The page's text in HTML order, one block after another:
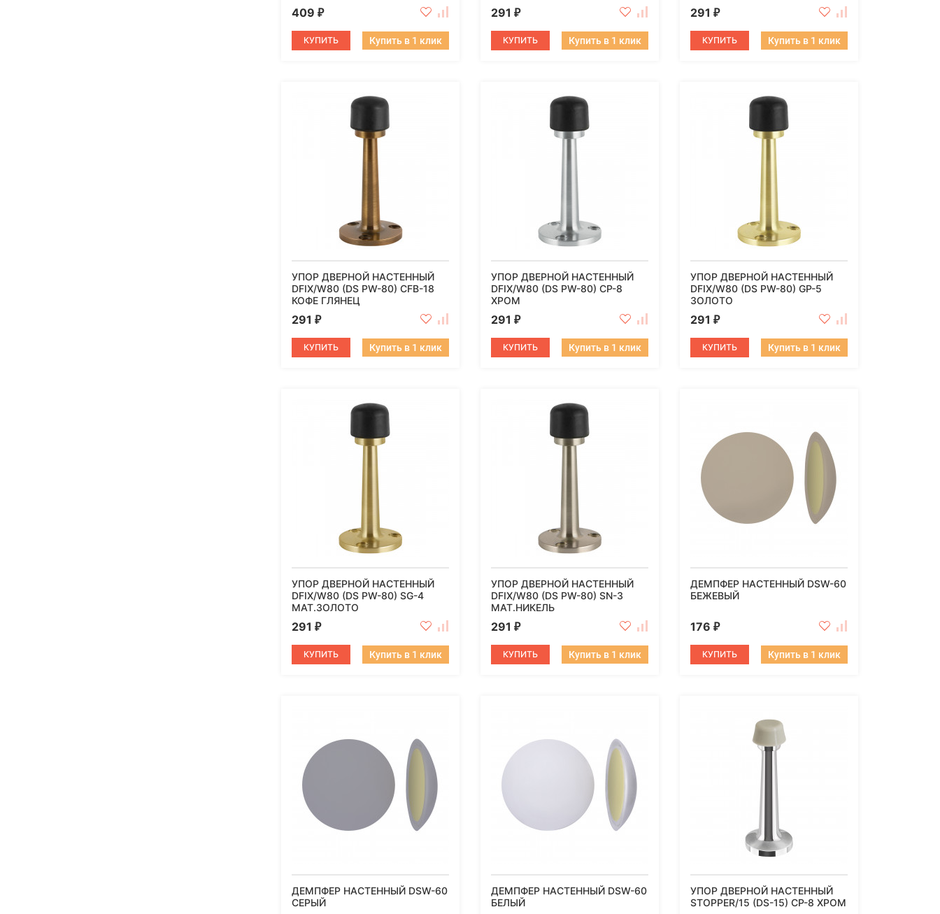
409 ₽
КУПИТЬ Купить в 1 клик
291 ₽
КУПИТЬ Купить в 1 клик
291 ₽
КУПИТЬ Купить в 1 клик
УПОР ДВЕРНОЙ НАСТЕННЫЙ
DFIX/W80 (DS PW-80) CFB-18
КОФЕ ГЛЯНЕЦ
291 ₽
КУПИТЬ Купить в 1 клик
УПОР ДВЕРНОЙ НАСТЕННЫЙ
DFIX/W80 (DS PW-80) CP-8
ХРОМ
291 ₽
КУПИТЬ Купить в 1 клик
УПОР ДВЕРНОЙ НАСТЕННЫЙ
DFIX/W80 (DS PW-80) GP-5
ЗОЛОТО
291 ₽
КУПИТЬ Купить в 1 клик
УПОР ДВЕРНОЙ НАСТЕННЫЙ
DFIX/W80 (DS PW-80) SG-4
МАТ.ЗОЛОТО
291 ₽
КУПИТЬ Купить в 1 клик
УПОР ДВЕРНОЙ НАСТЕННЫЙ
DFIX/W80 (DS PW-80) SN-3
МАТ.НИКЕЛЬ
291 ₽
КУПИТЬ Купить в 1 клик
ДЕМПФЕР НАСТЕННЫЙ DSW-60
БЕЖЕВЫЙ
176 ₽
КУПИТЬ Купить в 1 клик
ДЕМПФЕР НАСТЕННЫЙ DSW-60
СЕРЫЙ
ДЕМПФЕР НАСТЕННЫЙ DSW-60
БЕЛЫЙ
УПОР ДВЕРНОЙ НАСТЕННЫЙ
STOPPER/15 (DS-15) CP-8 ХРОМ